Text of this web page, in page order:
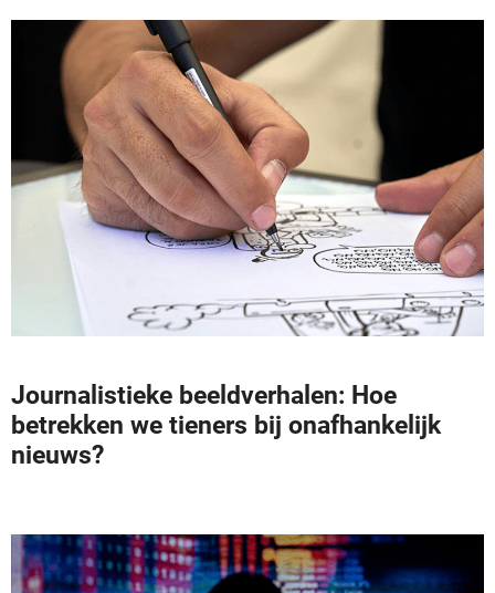
Journalistieke beeldverhalen: Hoe
betrekken we tieners bij onafhankelijk
nieuws?